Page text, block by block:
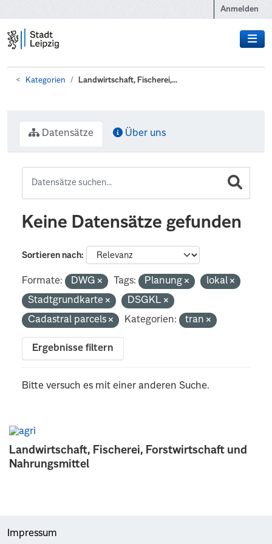
Anmelden
Kategorien Landwirtschaft, Fischerei,...
Landwirtschaft, Fischerei, Forstwirtschaft und
Nahrungsmittel
Datensätze Über uns
Keine Datensätze gefunden
Sortieren nach
Formate: DWG Tags: Planung
lokal
Stadtgrundkarte
DSGKL
Cadastral parcels
Kategorien: tran
Ergebnisse filtern
Bitte versuch es mit einer anderen Suche.
Impressum